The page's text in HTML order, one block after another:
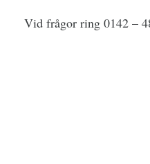
Vid frågor ring 0142 –